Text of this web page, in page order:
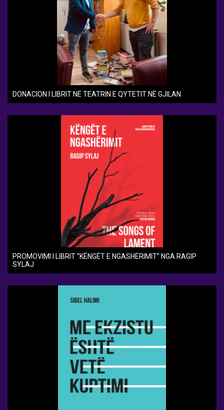
DONACION I LIBRIT NË TEATRIN E QYTETIT NË GJILAN
PROMOVIMI I LIBRIT “KËNGËT E NGASHËRIMIT” NGA RAGIP
SYLAJ